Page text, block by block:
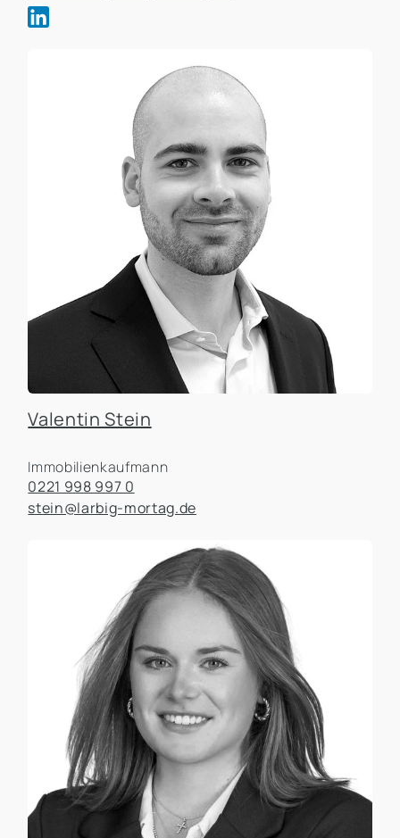
Valentin Stein
Immobilienkaufmann
0221 998 997 0
stein@larbig-mortag.de